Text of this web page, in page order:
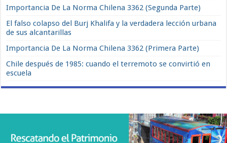
Importancia De La Norma Chilena 3362 (Segunda Parte)
El falso colapso del Burj Khalifa y la verdadera lección urbana
de sus alcantarillas
Importancia De La Norma Chilena 3362 (Primera Parte)
Chile después de 1985: cuando el terremoto se convirtió en
escuela